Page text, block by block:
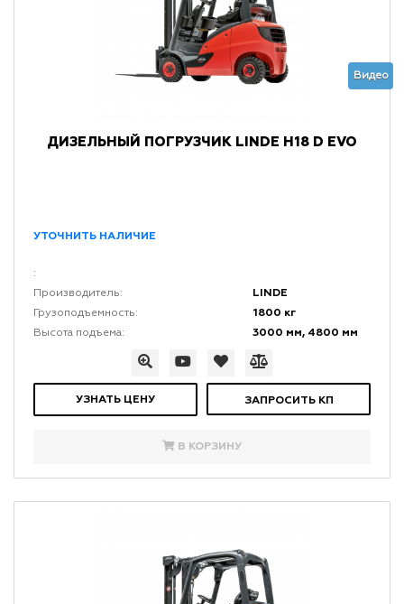
Видео
ДИЗЕЛЬНЫЙ ПОГРУЗЧИК LINDE H18 D EVO
УТОЧНИТЬ НАЛИЧИЕ
:
Производитель:
LINDE
Грузоподъемность: 1800 кг
Высота подъема: 3000 мм, 4800 мм
УЗНАТЬ ЦЕНУ ЗАПРОСИТЬ КП
В КОРЗИНУ